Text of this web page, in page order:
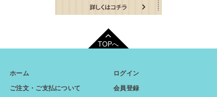
TOPへ
ホーム
ご注文・ご支払について
ログイン
会員登録